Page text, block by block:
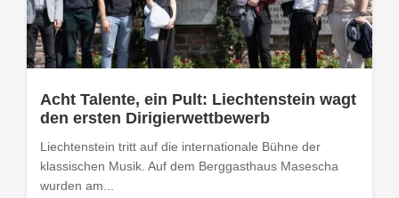
Acht Talente, ein Pult: Liechtenstein wagt
den ersten Dirigierwettbewerb
Liechtenstein tritt auf die internationale Bühne der
klassischen Musik. Auf dem Berggasthaus Masescha
wurden am...